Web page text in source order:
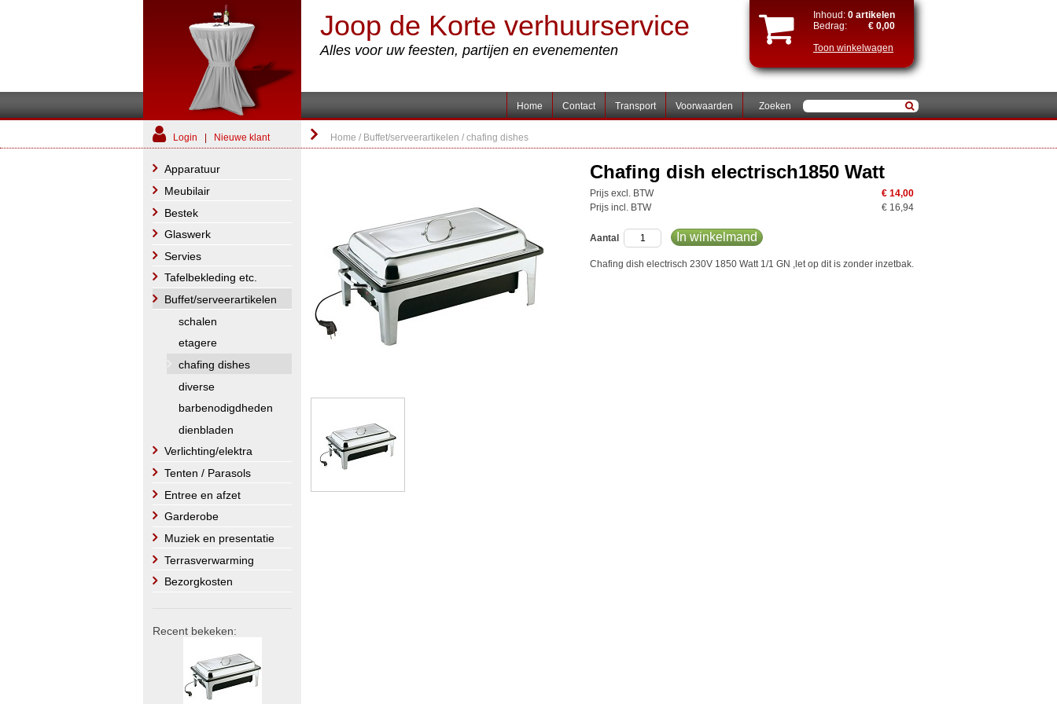
Joop de Korte verhuurservice
Alles voor uw feesten, partijen en evenementen
Inhoud: 0 artikelen
Bedrag:
€ 0,00
Toon winkelwagen
Zoeken
Home Contact Transport Voorwaarden
Login Nieuwe klant Home / Buffet/serveerartikelen /chafing dishes
Apparatuur
Meubilair
Bestek
Glaswerk
Servies
Tafelbekleding etc.
Buffet/serveerartikelen
schalen
etagere
chafing dishes
diverse
barbenodigdheden
dienbladen
Verlichting/elektra
Tenten / Parasols
Entree en afzet
Garderobe
Muziek en presentatie
Terrasverwarming
Bezorgkosten
Recent bekeken:
Chafing dish electrisch1850 Watt
Prijs excl. BTW
€ 14,00
Prijs incl. BTW
€ 16,94
Aantal In winkelmand
Chafing dish electrisch 230V 1850 Watt 1/1 GN ,let op dit is zonder inzetbak.